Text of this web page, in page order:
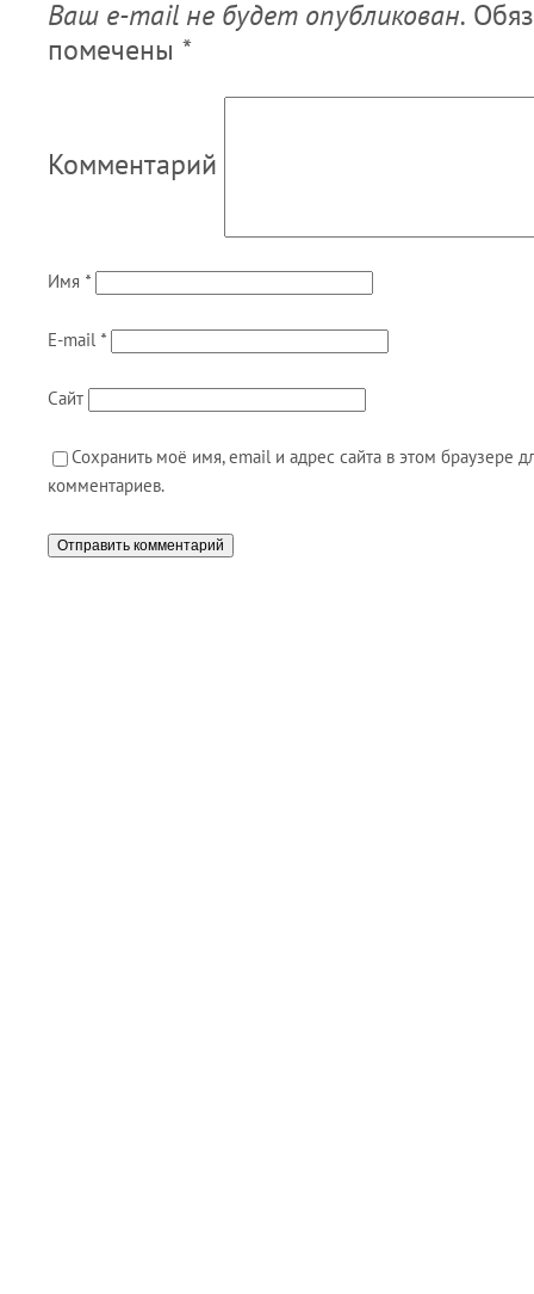
Ваш e-mail не будет опубликован.
помечены *
Комментарий
Имя *
E-mail *
Сайт
Сохранить моё имя, email и адрес сайта в этом браузере
комментариев.